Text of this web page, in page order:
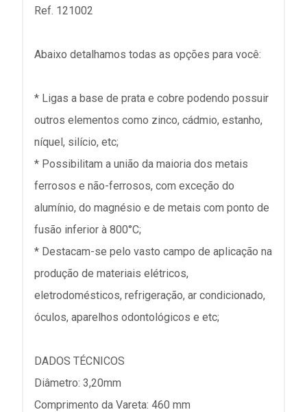
Ref. 121002
Abaixo detalhamos todas as opções para você:
* Ligas a base de prata e cobre podendo possuir
outros elementos como zinco, cádmio, estanho,
níquel, silício, etc;
* Possibilitam a união da maioria dos metais
ferrosos e não-ferrosos, com exceção do
alumínio, do magnésio e de metais com ponto de
fusão inferior à 800°C;
* Destacam-se pelo vasto campo de aplicação na
produção de materiais elétricos,
eletrodomésticos, refrigeração, ar condicionado,
óculos, aparelhos odontológicos e etc;
DADOS TÉCNICOS
Diâmetro: 3,20mm
Comprimento da Vareta: 460 mm